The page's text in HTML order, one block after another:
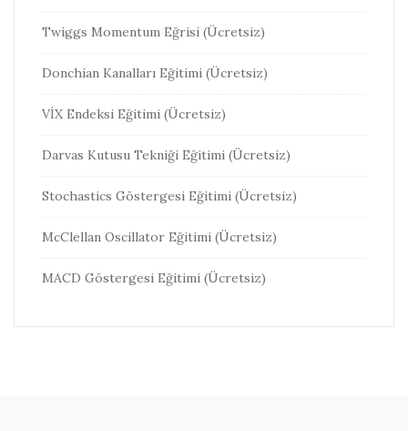
Twiggs Momentum Eğrisi (Ücretsiz)
Donchian Kanalları Eğitimi (Ücretsiz)
VİX Endeksi Eğitimi (Ücretsiz)
Darvas Kutusu Tekniği Eğitimi (Ücretsiz)
Stochastics Göstergesi Eğitimi (Ücretsiz)
McClellan Oscillator Eğitimi (Ücretsiz)
MACD Göstergesi Eğitimi (Ücretsiz)